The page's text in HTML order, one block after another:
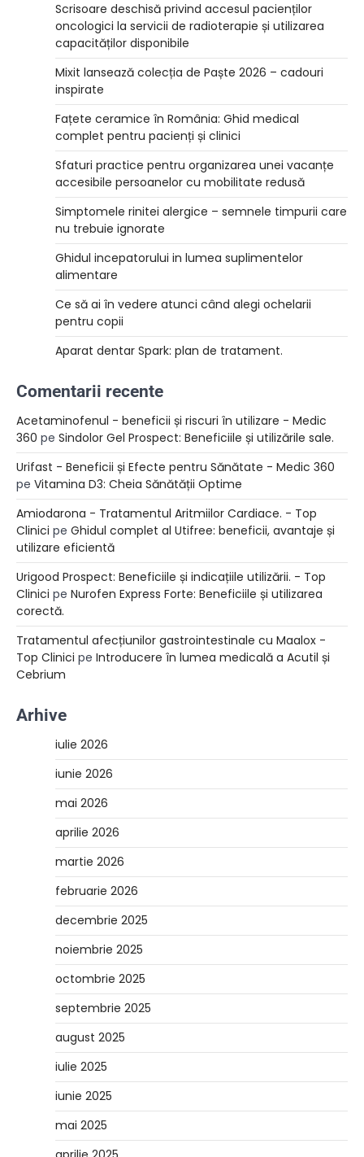
Scrisoare deschisă privind accesul pacienților
oncologici la servicii de radioterapie și utilizarea
capacităților disponibile
Mixit lansează colecția de Paște 2026 – cadouri
inspirate
Fațete ceramice în România: Ghid medical
complet pentru pacienți și clinici
Sfaturi practice pentru organizarea unei vacanțe
accesibile persoanelor cu mobilitate redusă
Simptomele rinitei alergice – semnele timpurii care
nu trebuie ignorate
Ghidul incepatorului in lumea suplimentelor
alimentare
Ce să ai în vedere atunci când alegi ochelarii
pentru copii
Aparat dentar Spark: plan de tratament.
Comentarii recente
Acetaminofenul - beneficii și riscuri în utilizare - Medic
360 pe Sindolor Gel Prospect: Beneficiile și utilizările sale.
Urifast - Beneficii și Efecte pentru Sănătate - Medic 360
pe Vitamina D3: Cheia Sănătății Optime
Amiodarona - Tratamentul Aritmiilor Cardiace. - Top
Clinici pe Ghidul complet al Utifree: beneficii, avantaje și
utilizare eficientă
Urigood Prospect: Beneficiile și indicațiile utilizării. - Top
Clinici pe Nurofen Express Forte: Beneficiile și utilizarea
corectă.
Tratamentul afecțiunilor gastrointestinale cu Maalox -
Top Clinici pe Introducere în lumea medicală a Acutil și
Cebrium
Arhive
iulie 2026
iunie 2026
mai 2026
aprilie 2026
martie 2026
februarie 2026
decembrie 2025
noiembrie 2025
octombrie 2025
septembrie 2025
august 2025
iulie 2025
iunie 2025
mai 2025